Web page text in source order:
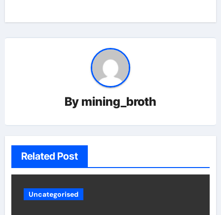
By mining_broth
Related Post
Uncategorised